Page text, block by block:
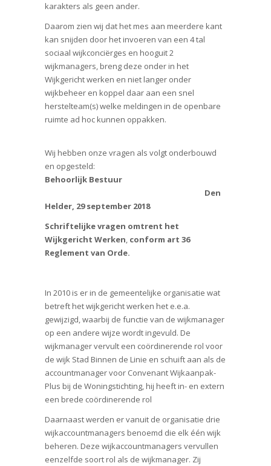
karakters als geen ander.
Daarom zien wij dat het mes aan meerdere kant
kan snijden door het invoeren van een 4 tal
sociaal wijkconciërges en hooguit 2
wijkmanagers, breng deze onder in het
Wijkgericht werken en niet langer onder
wijkbeheer en koppel daar aan een snel
herstelteam(s) welke meldingen in de openbare
ruimte ad hoc kunnen oppakken.
Wij hebben onze vragen als volgt onderbouwd
en opgesteld:
Behoorlijk Bestuur
Den
Helder, 29 september 2018
Schriftelijke vragen omtrent het
Wijkgericht Werken, conform art 36
Reglement van Orde.
In 2010 is er in de gemeentelijke organisatie wat
betreft het wijkgericht werken het e.e.a.
gewijzigd, waarbij de functie van de wijkmanager
op een andere wijze wordt ingevuld. De
wijkmanager vervult een coördinerende rol voor
de wijk Stad Binnen de Linie en schuift aan als de
accountmanager voor Convenant Wijkaanpak-
Plus bij de Woningstichting, hij heeft in- en extern
een brede coördinerende rol
Daarnaast werden er vanuit de organisatie drie
wijkaccountmanagers benoemd die elk één wijk
beheren. Deze wijkaccountmanagers vervullen
eenzelfde soort rol als de wijkmanager. Zij